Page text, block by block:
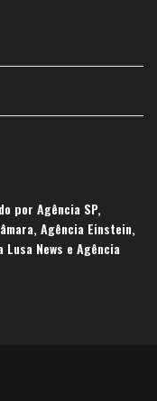
por Agência SP,
Agência Einstein,
News e Agência